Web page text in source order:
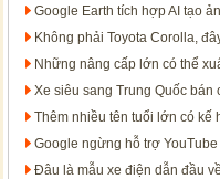
Google Earth tích hợp AI tạo
Không phải Toyota Corolla,
Những nâng cấp lớn có thể
Xe siêu sang Trung Quốc
Thêm nhiều tên tuổi lớn có kế
Google ngừng hỗ trợ
Đâu là mẫu xe điện dẫn đầu